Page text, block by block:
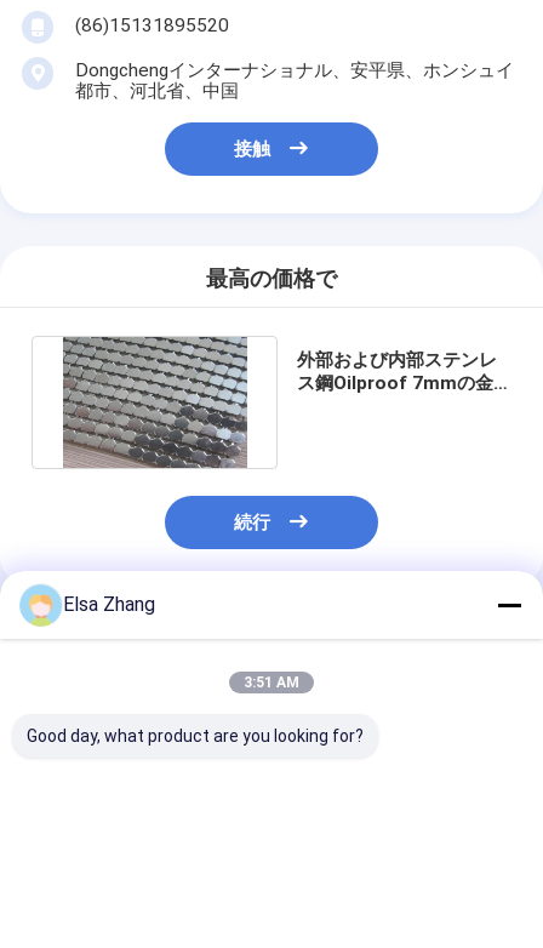
(86)15131895520
Dongchengインターナショナル、安平県、ホンシュイ
都市、河北省、中国
接触
最高の価格で
外部および内部ステンレ
ス鋼Oilproof 7mmの金
続行
推薦されたプロダクト
Elsa Zhang
3:51 AM
Good day, what product are you looking for?